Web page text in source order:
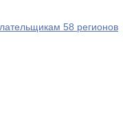
58 регионов